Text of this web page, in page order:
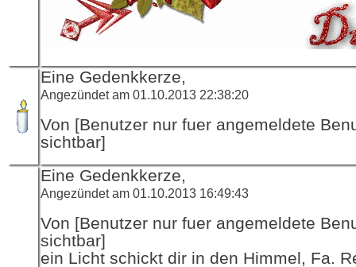
Eine Gedenkkerze,
Angezündet am 01.10.2013 22:38:20
Von [Benutzer nur fuer angemeldete
sichtbar]
Eine Gedenkkerze,
Angezündet am 01.10.2013 16:49:43
Von [Benutzer nur fuer angemeldete
sichtbar]
ein Licht schickt dir in den Himmel, Fa.